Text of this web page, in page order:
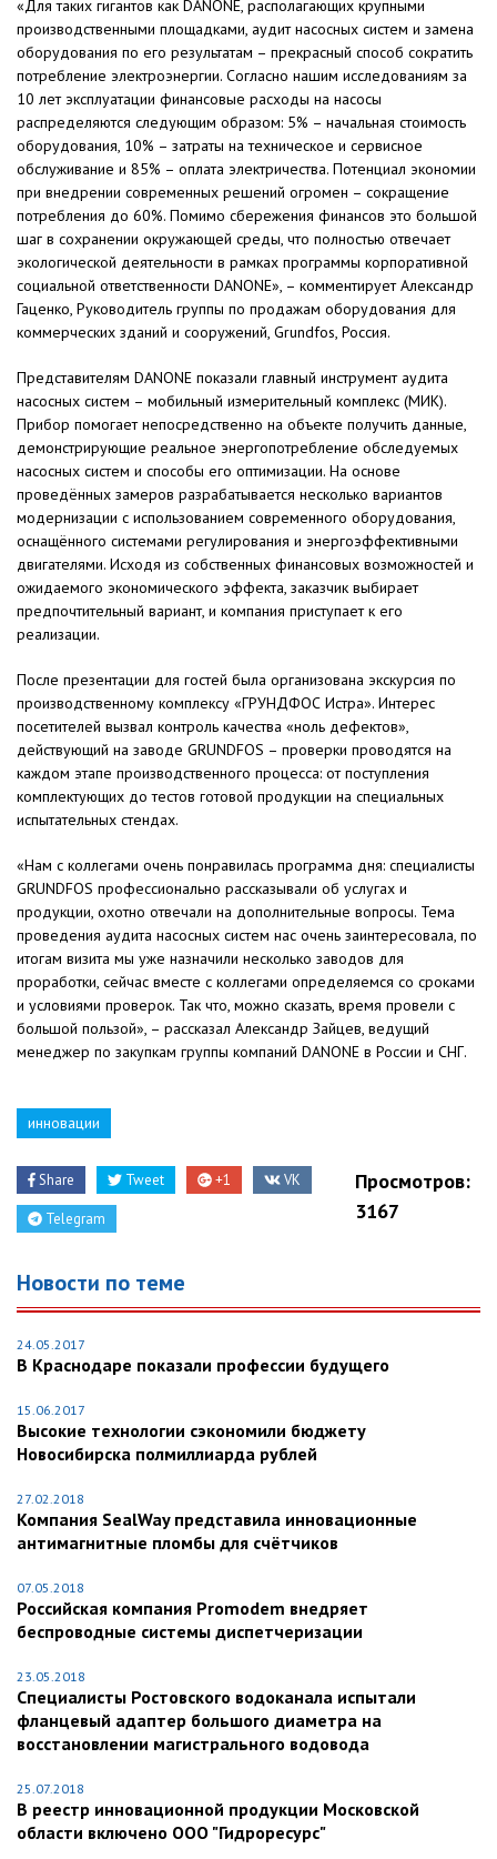
«Для таких гигантов как DANONE, располагающих крупными
производственными площадками, аудит насосных систем и замена
оборудования по его результатам – прекрасный способ сократить
потребление электроэнергии. Согласно нашим исследованиям за
10 лет эксплуатации финансовые расходы на насосы
распределяются следующим образом: 5% – начальная стоимость
оборудования, 10% – затраты на техническое и сервисное
обслуживание и 85% – оплата электричества. Потенциал экономии
при внедрении современных решений огромен – сокращение
потребления до 60%. Помимо сбережения финансов это большой
шаг в сохранении окружающей среды, что полностью отвечает
экологической деятельности в рамках программы корпоративной
социальной ответственности DANONE», – комментирует Александр
Гаценко, Руководитель группы по продажам оборудования для
коммерческих зданий и сооружений, Grundfos, Россия.
Представителям DANONE показали главный инструмент аудита
насосных систем – мобильный измерительный комплекс (МИК).
Прибор помогает непосредственно на объекте получить данные,
демонстрирующие реальное энергопотребление обследуемых
насосных систем и способы его оптимизации. На основе
проведённых замеров разрабатывается несколько вариантов
модернизации с использованием современного оборудования,
оснащённого системами регулирования и энергоэффективными
двигателями. Исходя из собственных финансовых возможностей и
ожидаемого экономического эффекта, заказчик выбирает
предпочтительный вариант, и компания приступает к его
реализации.
После презентации для гостей была организована экскурсия по
производственному комплексу «ГРУНДФОС Истра». Интерес
посетителей вызвал контроль качества «ноль дефектов»,
действующий на заводе GRUNDFOS – проверки проводятся на
каждом этапе производственного процесса: от поступления
комплектующих до тестов готовой продукции на специальных
испытательных стендах.
«Нам с коллегами очень понравилась программа дня: специалисты
GRUNDFOS профессионально рассказывали об услугах и
продукции, охотно отвечали на дополнительные вопросы. Тема
проведения аудита насосных систем нас очень заинтересовала, по
итогам визита мы уже назначили несколько заводов для
проработки, сейчас вместе с коллегами определяемся со сроками
и условиями проверок. Так что, можно сказать, время провели с
большой пользой», – рассказал Александр Зайцев, ведущий
менеджер по закупкам группы компаний DANONE в России и СНГ.
инновации
Share Tweet +1 VK
Telegram
Просмотров:
3167
Новости по теме
24.05.2017
В Краснодаре показали профессии будущего
15.06.2017
Высокие технологии сэкономили бюджету
Новосибирска полмиллиарда рублей
27.02.2018
Компания SealWay представила инновационные
антимагнитные пломбы для счётчиков
07.05.2018
Российская компания Promodem внедряет
беспроводные системы диспетчеризации
23.05.2018
Специалисты Ростовского водоканала испытали
фланцевый адаптер большого диаметра на
восстановлении магистрального водовода
25.07.2018
В реестр инновационной продукции Московской
области включено ООО "Гидроресурс"